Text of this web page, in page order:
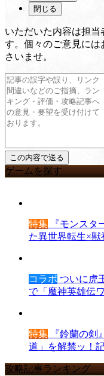
閉じる
いただいた内容は担当
す。個々のご意見に
さいませ。
ゲームを探す
特集 『モンスタ
た異世界転生×獣
コラボ ついに虎
で「魔神英雄伝
特集 『鈴蘭の剣
道」を解禁ッ！
攻略記事ランキング